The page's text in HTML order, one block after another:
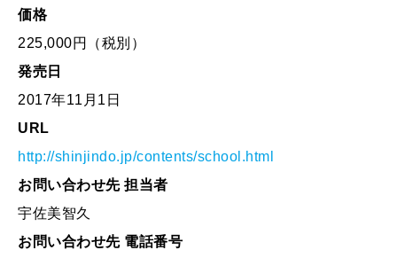
価格
225,000円（税別）
発売日
2017年11月1日
URL
http://shinjindo.jp/contents/school.html
お問い合わせ先 担当者
宇佐美智久
お問い合わせ先 電話番号